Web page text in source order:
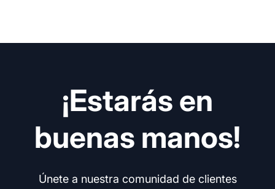
¡Estarás en
buenas manos!
Únete a nuestra comunidad de clientes